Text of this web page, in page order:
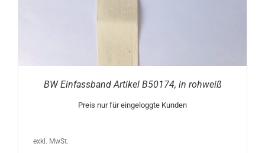
BW Einfassband Artikel B50174, in rohweiß
Preis nur für eingeloggte Kunden
exkl. MwSt.